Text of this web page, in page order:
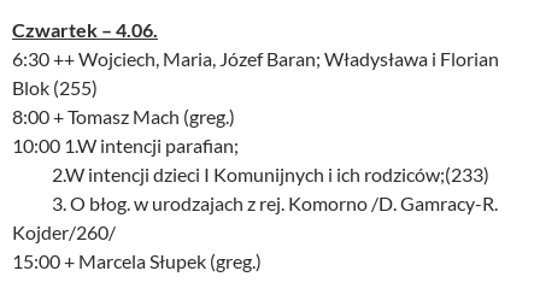
Czwartek – 4.06.
6:30 ++ Wojciech, Maria, Józef Baran; Władysława i Florian
Blok (255)
8:00 + Tomasz Mach (greg.)
10:00 1.W intencji parafian;
2.W intencji dzieci I Komunijnych i ich rodziców;(233)
3. O błog. w urodzajach z rej. Komorno /D. Gamracy-R.
Kojder/260/
15:00 + Marcela Słupek (greg.)